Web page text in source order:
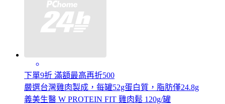
下單9折 滿額最高再折500
嚴選台灣雞肉製成，每罐52g蛋白質，脂肪僅24.8g
義美生醫 W PROTEIN FIT 雞肉鬆 120g/罐